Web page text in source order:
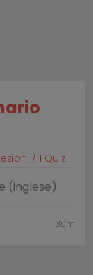
/ 1 Quiz
(inglese)
30m